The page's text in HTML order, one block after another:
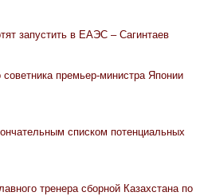
запустить в ЕАЭС – Сагинтаев
премьер-министра Японии
списком потенциальных
тренера сборной Казахстана по